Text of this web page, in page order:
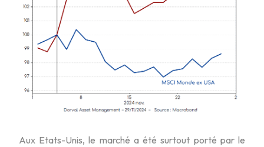
Aux Etats-Unis, le marché a été surtout porté par le